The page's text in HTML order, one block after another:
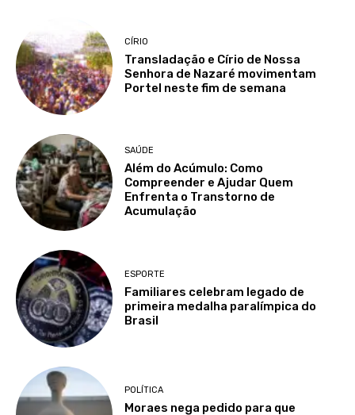
CÍRIO
Transladação e Círio de Nossa
Senhora de Nazaré movimentam
Portel neste fim de semana
SAÚDE
Além do Acúmulo: Como
Compreender e Ajudar Quem
Enfrenta o Transtorno de
Acumulação
ESPORTE
Familiares celebram legado de
primeira medalha paralímpica do
Brasil
POLÍTICA
Moraes nega pedido para que